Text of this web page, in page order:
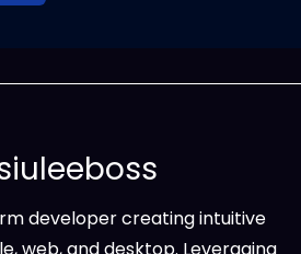
developer creating intuitive
web, and desktop. Leveraging